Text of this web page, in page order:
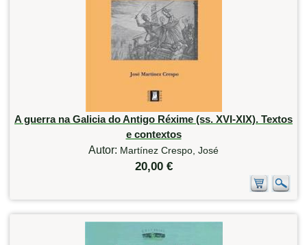
A guerra na Galicia do Antigo Réxime (ss. XVI-XIX). Textos
e contextos
Autor: Martínez Crespo, José
20,00 €